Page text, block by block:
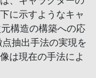
に示すようなキャ
構造の構築への応
抽出手法の実現を
は現在の手法によ